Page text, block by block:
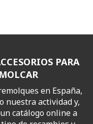
PARA
en España,
nuestra actividad y,
catálogo online a